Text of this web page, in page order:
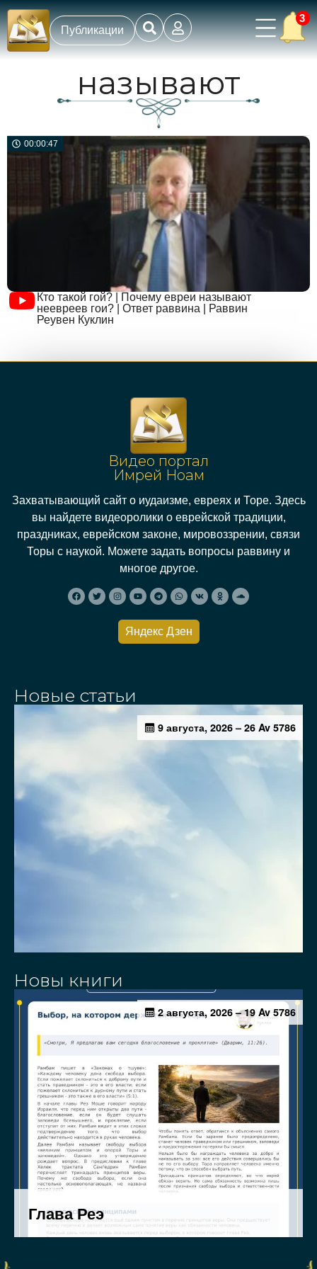
Публикации
3
называют
00:00:47
Кто такой гой? | Почему евреи называют
неевреев гои? | Ответ раввина | Раввин
Реувен Куклин
Видео портал
Имрей Ноам
Захватывающий сайт о иудаизме, евреях и Торе. Здесь
вы найдете видеоролики о еврейской традиции,
праздниках, еврейском законе, мировоззрении, связи
Торы с наукой. Можете задать вопросы раввину и
многое другое.
Яндекс Дзен
Новые статьи
Новы книги